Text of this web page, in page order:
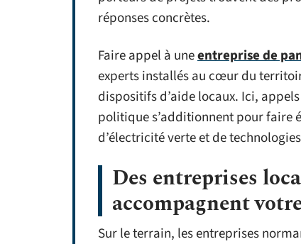
réponses concrètes.
Faire appel à uneentreprise de
experts installés au cœur du
dispositifs d’aide locaux. Ici,
politique s’additionnent pour faire
d’électricité verte et de
Des entreprises
accompagnent
Sur le terrain, les entreprises